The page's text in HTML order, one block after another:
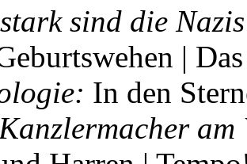
sind die
|
In den
am